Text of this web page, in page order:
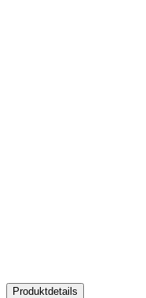
Produktdetails